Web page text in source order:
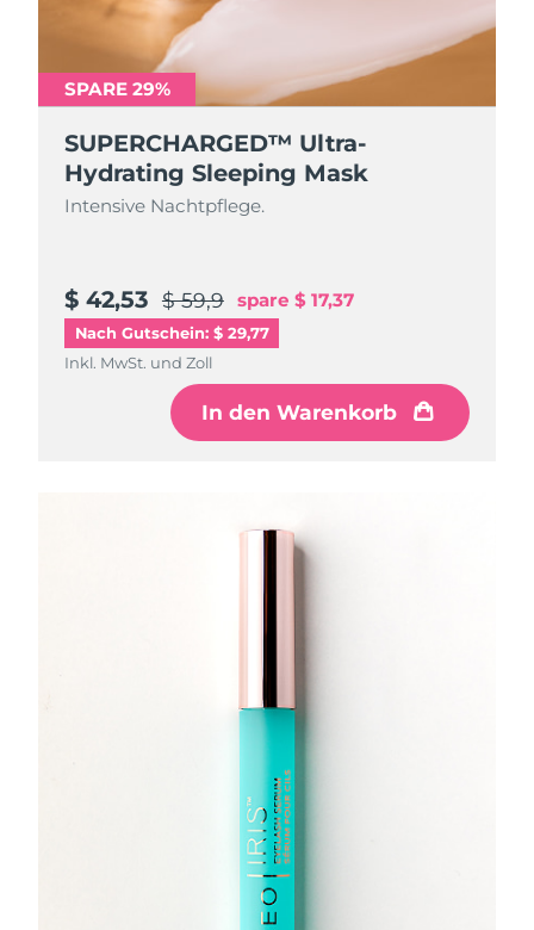
SPARE 29%
SUPERCHARGED™ Ultra-
Hydrating Sleeping Mask
Intensive Nachtpflege.
$ 42,53 $ 59,9 spare $ 17,37
Nach Gutschein: $ 29,77
Inkl. MwSt. und Zoll
In den Warenkorb